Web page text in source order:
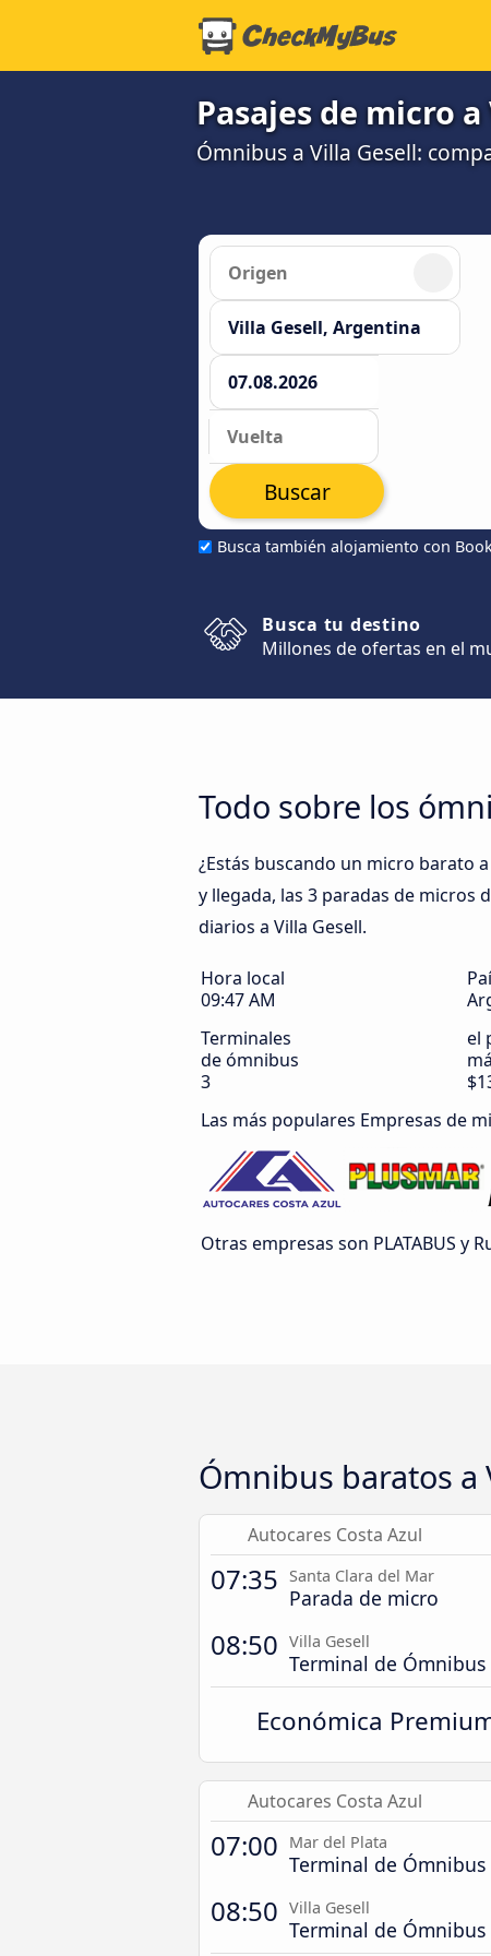
Pasajes de micro
Ómnibus a Villa Gesell:
Busca también alojamiento con
Buscar
Busca tu destino
Millones de ofertas en el
Todo sobre los
¿Estás buscando un micro barato
y llegada, las 3 paradas de micros
diarios a Villa Gesell.
Hora local
09:47 AM
Terminales
de ómnibus
3
el
Las más populares Empresas de
Otras empresas son PLATABUS y
Ómnibus baratos a
Autocares Costa Azul
07:35 Santa Clara del Mar
Parada de micro
08:50 Villa Gesell
Terminal de Ómnibus
Económica
Autocares Costa Azul
07:00 Mar del Plata
Terminal de Ómnibus
08:50 Villa Gesell
Terminal de Ómnibus